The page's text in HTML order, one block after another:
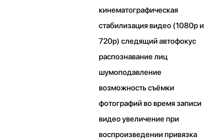
кинематографическая
стабилизация видео (1080p и
720p) следящий автофокус
распознавание лиц
шумоподавление
возможность съёмки
фотографий во время записи
видео увеличение при
воспроизведении привязка